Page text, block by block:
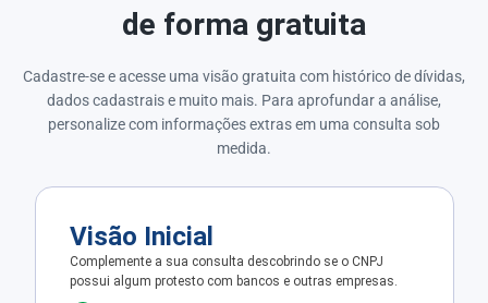
de forma gratuita
Cadastre-se e acesse uma visão gratuita com histórico de dívidas,
dados cadastrais e muito mais. Para aprofundar a análise,
personalize com informações extras em uma consulta sob
medida.
Visão Inicial
Complemente a sua consulta descobrindo se o CNPJ
possui algum protesto com bancos e outras empresas.